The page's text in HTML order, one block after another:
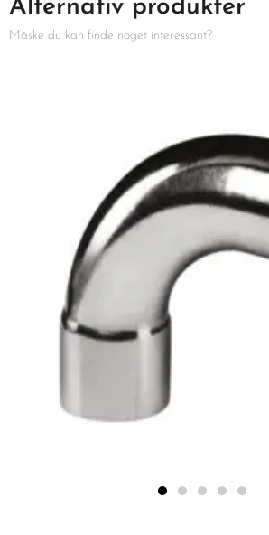
Alternativ produkter
Måske du kan finde noget interessant?